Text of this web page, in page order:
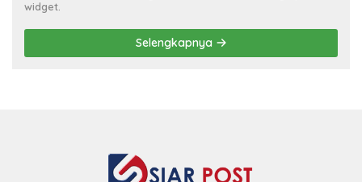
widget.
Selengkapnya